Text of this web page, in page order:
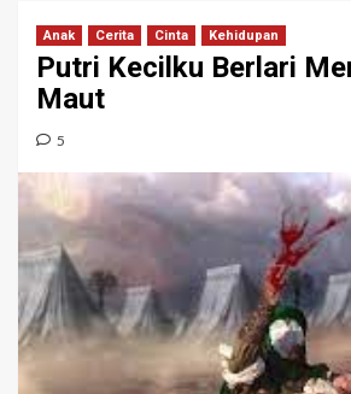
Anak Cerita Cinta Kehidupan
Putri Kecilku Berlari
Maut
5